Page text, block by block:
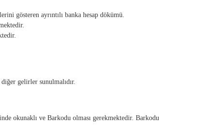
gösteren ayrıntılı banka hesap dökümü.
gelirler sunulmalıdır.
okunaklı ve Barkodu olması gerekmektedir. Barkodu